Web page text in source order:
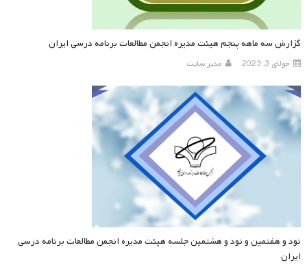
گزارش سه ماهه پنجم هیئت مدیره انجمن مطالعات برنامه درسی ایران
جولای 3, 2023 مدیر سایت
نود و هفتمین و نود و هشتمین جلسه هیئت مدیره انجمن مطالعات برنامه درسی
ایران